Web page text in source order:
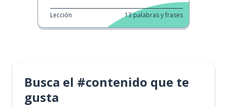
Lección 13palabras y frases
Busca el #contenido que te
gusta